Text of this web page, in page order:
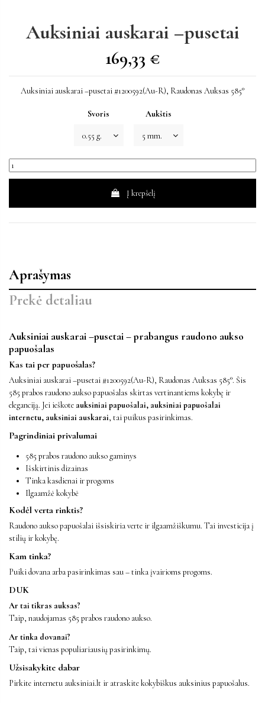
Auksiniai auskarai –pusetai
169,33 €
Auksiniai auskarai –pusetai #1200592(Au-R), Raudonas Auksas 585°
Svoris Aukštis
Į krepšelį
Aprašymas
Prekė detaliau
Auksiniai auskarai –pusetai – prabangus raudono aukso
papuošalas
Kas tai per papuošalas?
Auksiniai auskarai –pusetai #1200592(Au-R), Raudonas Auksas 585°. Šis
585 prabos raudono aukso papuošalas skirtas vertinantiems kokybę ir
eleganciją. Jei ieškote auksiniai papuošalai, auksiniai papuošalai
internetu, auksiniai auskarai, tai puikus pasirinkimas.
Pagrindiniai privalumai
585 prabos raudono aukso gaminys
Išskirtinis dizainas
Tinka kasdienai ir progoms
Ilgaamžė kokybė
Kodėl verta rinktis?
Raudono aukso papuošalai išsiskiria verte ir ilgaamžiškumu. Tai investicija į
stilių ir kokybę.
Kam tinka?
Puiki dovana arba pasirinkimas sau – tinka įvairioms progoms.
DUK
Ar tai tikras auksas?
Taip, naudojamas 585 prabos raudono aukso.
Ar tinka dovanai?
Taip, tai vienas populiariausių pasirinkimų.
Užsisakykite dabar
Pirkite internetu auksiniai.lt ir atraskite kokybiškus auksinius papuošalus.